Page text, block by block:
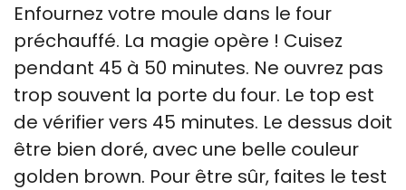
Enfournez votre moule dans le four
préchauffé. La magie opère ! Cuisez
pendant 45 à 50 minutes. Ne ouvrez pas
trop souvent la porte du four. Le top est
de vérifier vers 45 minutes. Le dessus doit
être bien doré, avec une belle couleur
golden brown. Pour être sûr, faites le test